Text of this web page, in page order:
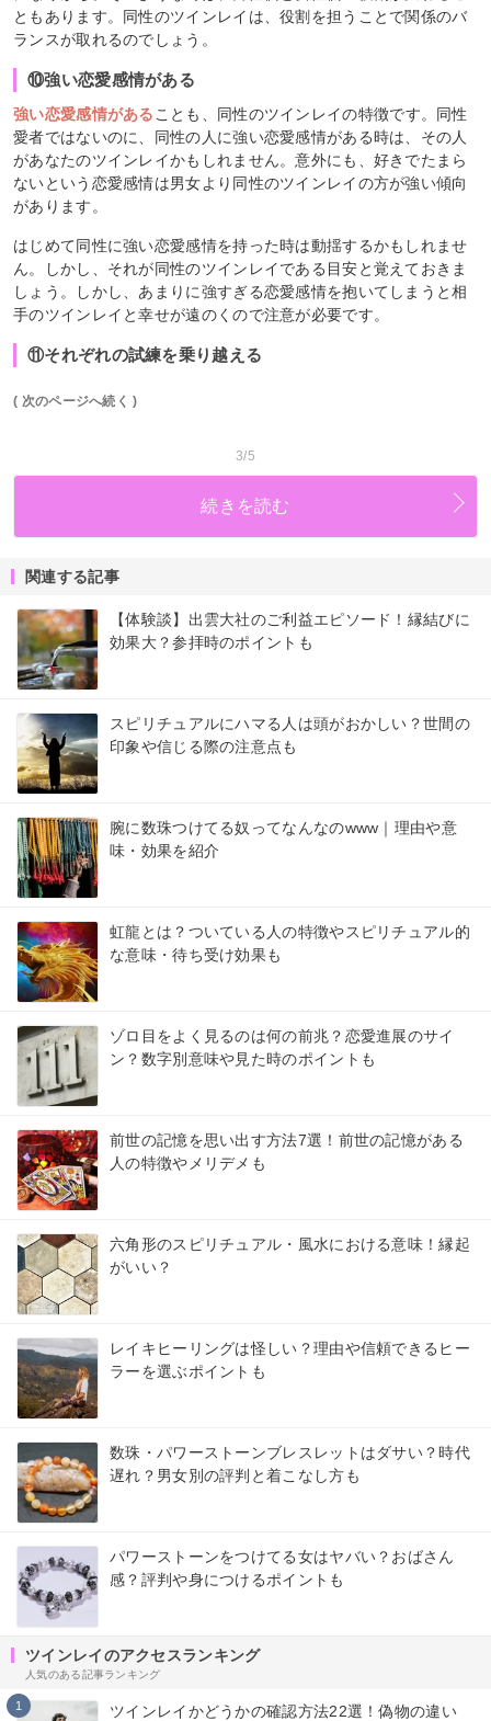
ともあります。同性のツインレイは、役割を担うことで関係のバ
ランスが取れるのでしょう。
⑩強い恋愛感情がある
強い恋愛感情がある ことも、同性のツインレイの特徴です。同性
愛者ではないのに、同性の人に強い恋愛感情がある時は、その人
があなたのツインレイかもしれません。意外にも、好きでたまら
ないという恋愛感情は男女より同性のツインレイの方が強い傾向
があります。
はじめて同性に強い恋愛感情を持った時は動揺するかもしれませ
ん。しかし、それが同性のツインレイである目安と覚えておきま
しょう。しかし、あまりに強すぎる恋愛感情を抱いてしまうと相
手のツインレイと幸せが遠のくので注意が必要です。
⑪それぞれの試練を乗り越える
( 次のページへ続く )
3/5
続きを読む
関連する記事
【体験談】出雲大社のご利益エピソード！縁結びに
効果大？参拝時のポイントも
スピリチュアルにハマる人は頭がおかしい？世間の
印象や信じる際の注意点も
腕に数珠つけてる奴ってなんなのwww｜理由や意
味・効果を紹介
虹龍とは？ついている人の特徴やスピリチュアル的
な意味・待ち受け効果も
ゾロ目をよく見るのは何の前兆？恋愛進展のサイ
ン？数字別意味や見た時のポイントも
前世の記憶を思い出す方法7選！前世の記憶がある
人の特徴やメリデメも
六角形のスピリチュアル・風水における意味！縁起
がいい？
レイキヒーリングは怪しい？理由や信頼できるヒー
ラーを選ぶポイントも
数珠・パワーストーンブレスレットはダサい？時代
遅れ？男女別の評判と着こなし方も
パワーストーンをつけてる女はヤバい？おばさん
感？評判や身につけるポイントも
ツインレイのアクセスランキング
人気のある記事ランキング
1
ツインレイかどうかの確認方法22選！偽物の違い